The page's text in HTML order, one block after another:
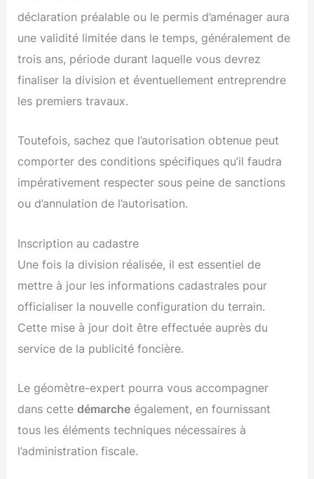
déclaration préalable ou le permis d’aménager aura
une validité limitée dans le temps, généralement de
trois ans, période durant laquelle vous devrez
finaliser la division et éventuellement entreprendre
les premiers travaux.
Toutefois, sachez que l’autorisation obtenue peut
comporter des conditions spécifiques qu’il faudra
impérativement respecter sous peine de sanctions
ou d’annulation de l’autorisation.
Inscription au cadastre
Une fois la division réalisée, il est essentiel de
mettre à jour les informations cadastrales pour
officialiser la nouvelle configuration du terrain.
Cette mise à jour doit être effectuée auprès du
service de la publicité foncière.
Le géomètre-expert pourra vous accompagner
dans cettedémarche également, en fournissant
tous les éléments techniques nécessaires à
l’administration fiscale.